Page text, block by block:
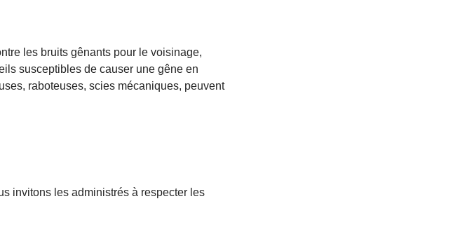
les bruits gênants pour le voisinage,
susceptibles de causer une gêne en
raboteuses, scies mécaniques, peuvent
invitons les administrés à respecter les